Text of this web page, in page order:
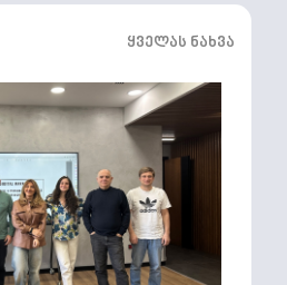
ყველას ნახვა